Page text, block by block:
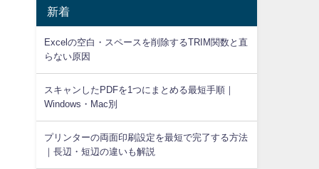
新着
Excelの空白・スペースを削除するTRIM関数と直
らない原因
スキャンしたPDFを1つにまとめる最短手順｜
Windows・Mac別
プリンターの両面印刷設定を最短で完了する方法
｜長辺・短辺の違いも解説